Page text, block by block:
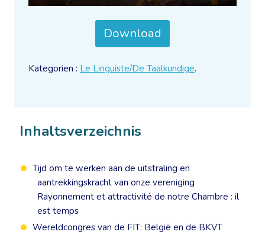
Inhaltsverzeichnis
Tijd om te werken aan de uitstraling en
aantrekkingskracht van onze vereniging
Rayonnement et attractivité de notre Chambre : il
est temps
Wereldcongres van de FIT: België en de BKVT
Download
Kategorien : Le Linguiste/De Taalkundige.